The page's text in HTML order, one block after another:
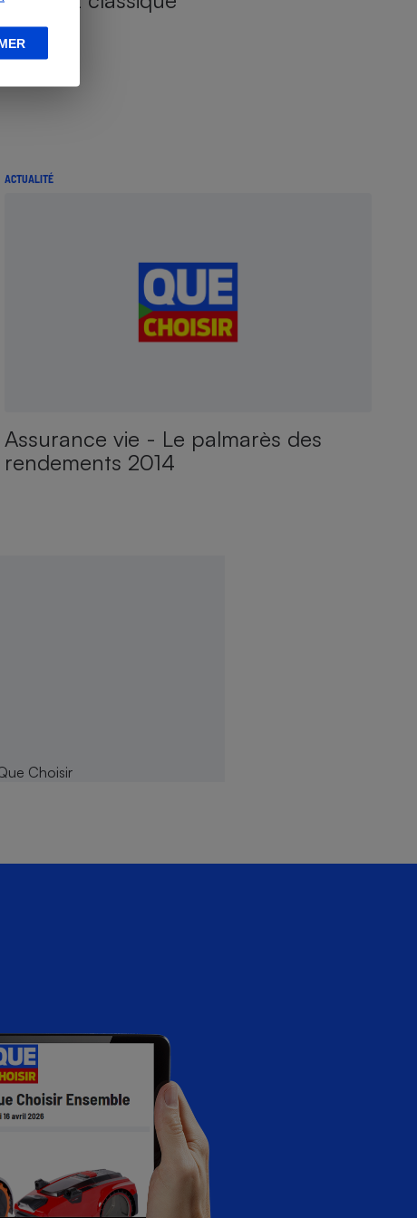
ACTUALITÉ
Assurance vie - Le palmarès des
rendements 2014